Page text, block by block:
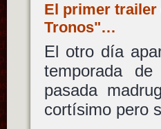
El primer trailer
Tronos"…
El otro día
temporada de
pasada
cortísimo pero